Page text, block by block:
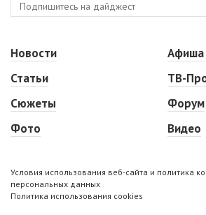
Новости
Статьи
Сюжеты
Фото
Афиша
ТВ-
Форум
Видео
Условия использования веб-сайта и политика
персональных данных
Политика использования cookies